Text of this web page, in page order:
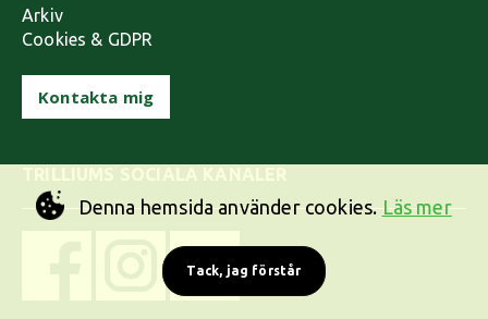
Arkiv
Cookies & GDPR
Kontakta mig
Denna hemsida använder cookies. Läs mer
Tack, jag förstår